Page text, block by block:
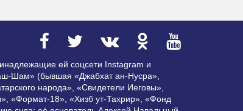
ей соцсети Instagram и
Шам» (бывшая «Джабхат ан-Нусра»,
народа», «Свидетели Иеговы»,
«Формат-18», «Хизб ут-Тахрир», «Фонд